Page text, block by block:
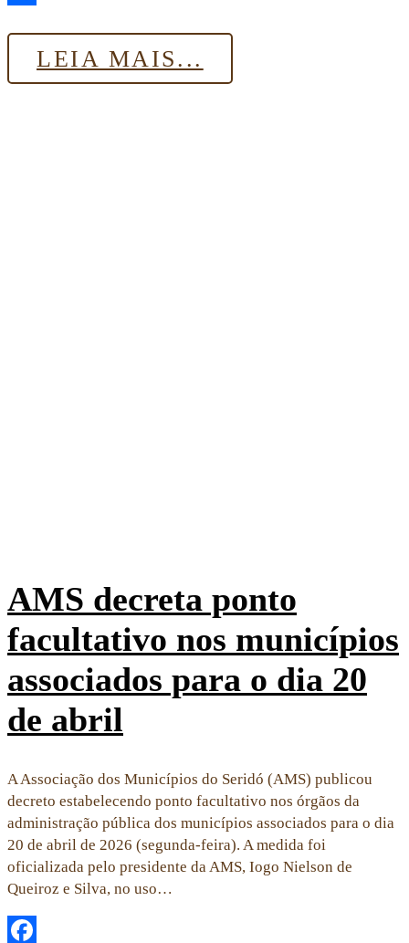
LEIA MAIS...
AMS decreta ponto
facultativo nos municípios
associados para o dia 20
de abril
A Associação dos Municípios do Seridó (AMS) publicou
decreto estabelecendo ponto facultativo nos órgãos da
administração pública dos municípios associados para o dia
20 de abril de 2026 (segunda-feira). A medida foi
oficializada pelo presidente da AMS, Iogo Nielson de
Queiroz e Silva, no uso…